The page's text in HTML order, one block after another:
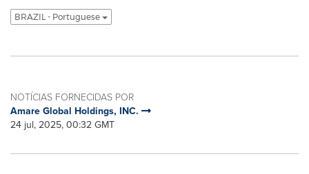
BRAZIL - Portuguese
NOTÍCIAS FORNECIDAS POR
Amare Global Holdings, INC.
24 jul, 2025, 00:32 GMT